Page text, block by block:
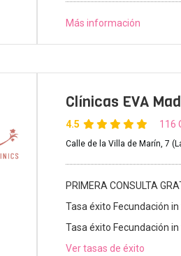
Más información
Clínicas EVA
4.5 116
Calle de la Villa de Marín, 7
PRIMERA CONSULTA
Tasa éxito Fecundación
Tasa éxito Fecundación
Ver tasas de éxito